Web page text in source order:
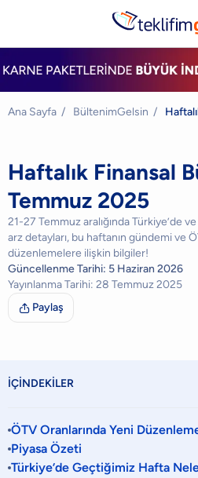
Ana Sayfa / BültenimGelsin /
Haftalık Finansal
Temmuz 2025
21-27 Temmuz aralığında Türkiye’de
arz detayları, bu haftanın gündemi ve
düzenlemelere ilişkin bilgiler!
Güncellenme Tarihi: 5 Haziran 2026
Yayınlanma Tarihi: 28 Temmuz 2025
 Paylaş
İÇİNDEKİLER
ÖTV Oranlarında Yeni
Piyasa Özeti
Türkiye’de Geçtiğimiz Hafta